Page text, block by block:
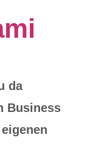
da
Business